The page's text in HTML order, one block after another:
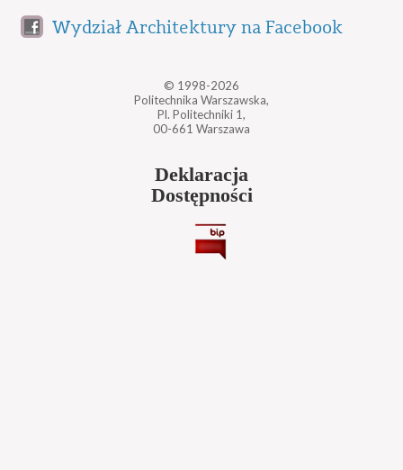
Wydział Architektury na Facebook
© 1998-2026
Politechnika Warszawska,
Pl. Politechniki 1,
00-661 Warszawa
Deklaracja
Dostępności